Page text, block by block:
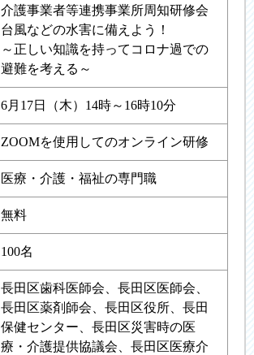
介護事業者等連携事業所周知研修会
台風などの水害に備えよう！
～正しい知識を持ってコロナ過での
避難を考える～
6月17日（木）14時～16時10分
ZOOMを使用してのオンライン研修
医療・介護・福祉の専門職
無料
100名
長田区歯科医師会、長田区医師会、
長田区薬剤師会、長田区役所、長田
保健センター、長田区災害時の医
療・介護提供協議会、長田区医療介